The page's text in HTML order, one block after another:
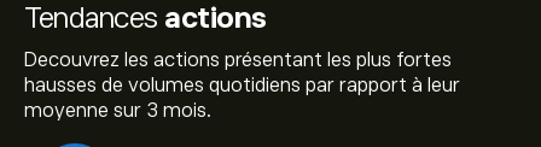
Tendances actions
Decouvrez les actions présentant les plus fortes
hausses de volumes quotidiens par rapport à leur
moyenne sur 3 mois.